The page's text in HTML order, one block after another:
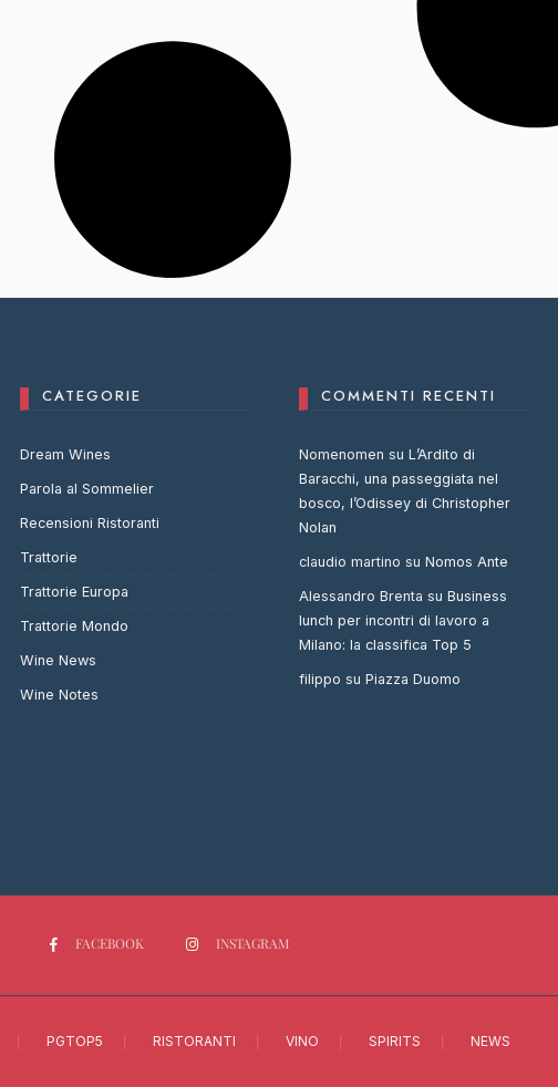
CATEGORIE
Dream Wines
Parola al Sommelier
Recensioni Ristoranti
Trattorie
Trattorie Europa
Trattorie Mondo
Wine News
Wine Notes
COMMENTI RECENTI
Nomenomen su L’Ardito di
Baracchi, una passeggiata nel
bosco, l’Odissey di Christopher
Nolan
claudio martino su Nomos Ante
Alessandro Brenta su Business
lunch per incontri di lavoro a
Milano: la classifica Top 5
filippo su Piazza Duomo
FACEBOOK INSTAGRAM
PGTOP5 RISTORANTI VINO SPIRITS NEWS